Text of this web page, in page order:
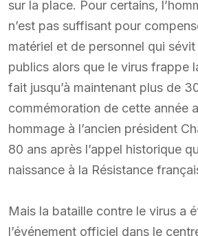
sur la place. Pour certains,
n’est pas suffisant pour
matériel et de personnel qui
publics alors que le virus frappe
fait jusqu’à maintenant plus de
commémoration de cette année
hommage à l’ancien président
80 ans après l’appel historique
naissance à la Résistance
Mais la bataille contre le virus a
l’événement officiel dans le